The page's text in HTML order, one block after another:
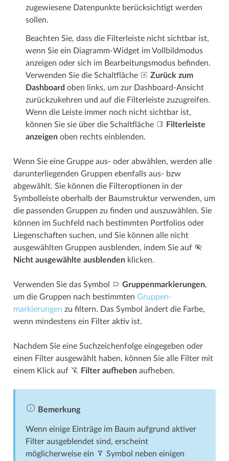
zugewiesene Datenpunkte berücksichtigt werden
sollen.
Beachten Sie, dass die Filter­­leiste nicht sichtbar ist,
wenn Sie ein Diagramm-Widget im Vollbild­­modus
anzeigen oder sich im Bearbeitungs­­modus befinden.
Verwenden Sie die Schaltfläche
Zurück zum
Dashboard oben links, um zur Dashboard-Ansicht
zurückzukehren und auf die Filterleiste zuzugreifen.
Wenn die Leiste immer noch nicht sichtbar ist,
können Sie sie über die Schaltfläche
Filterleiste
anzeigenoben rechts einblenden.
Wenn Sie eine Gruppe aus- oder abwählen, werden alle
darunter­­liegenden Gruppen ebenfalls aus- bzw
abgewählt. Sie können die Filter­­optionen in der
Symbolleiste oberhalb der Baumstruktur verwenden, um
die passenden Gruppen zu finden und auszuwählen. Sie
können im Suchfeld nach bestimmten Portfolios oder
Liegenschaften suchen, und Sie können alle nicht
ausgewählten Gruppen ausblenden, indem Sie auf
Nicht ausgewählte ausblendenklicken.
Verwenden Sie das Symbol Gruppen­­markierungen,
um die Gruppen nach bestimmten Gruppen­­
markierungen zu filtern. Das Symbol ändert die Farbe,
wenn mindestens ein Filter aktiv ist.
Nachdem Sie eine Suchzeichenfolge eingegeben oder
einen Filter ausgewählt haben, können Sie alle Filter mit
einem Klick auf
Filter aufhebenaufheben.
Bemerkung
Wenn einige Einträge im Baum aufgrund aktiver
Filter ausgeblendet sind, erscheint
möglicherweise ein
Symbol neben einigen